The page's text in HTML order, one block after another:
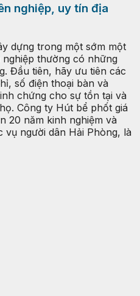
nghiệp, uy tín địa
dựng trong một sớm một
thường có những
Đầu tiên, hãy ưu tiên các
số điện thoại bàn và
chứng cho sự tồn tại và
Công ty Hút bể phốt giá
20 năm kinh nghiệm và
vụ người dân Hải Phòng, là